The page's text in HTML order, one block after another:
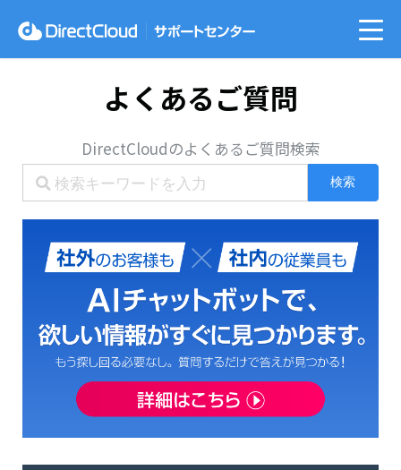
よくあるご質問
DirectCloudのよくあるご質問検索